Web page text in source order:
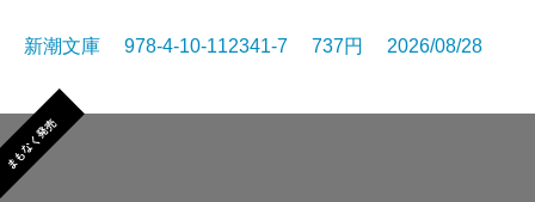
新潮文庫 978-4-10-112341-7 737円 2026/08/28
まもなく発売